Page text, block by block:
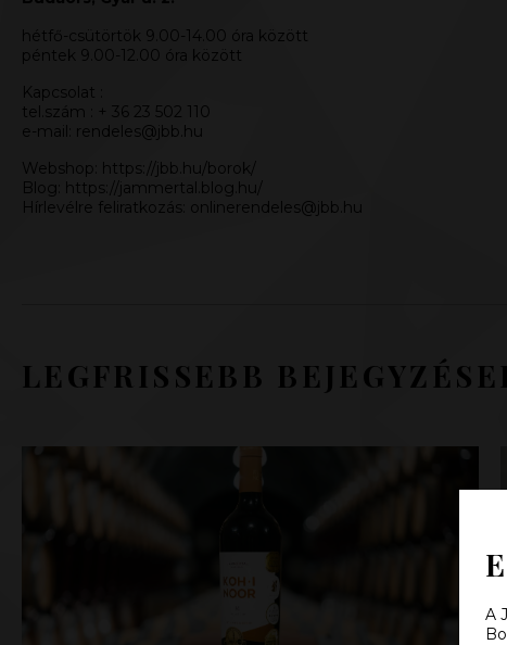
hétfő-csütörtök 9.00-14.00 óra között
péntek 9.00-12.00 óra között
Kapcsolat :
tel.szám : + 36 23 502 110
e-mail: rendeles@jbb.hu
Webshop: https://jbb.hu/borok/
Blog: https://jammertal.blog.hu/
Hírlevélre feliratkozás: onlinerendeles@jbb.hu
LEGFRISSEBB
A